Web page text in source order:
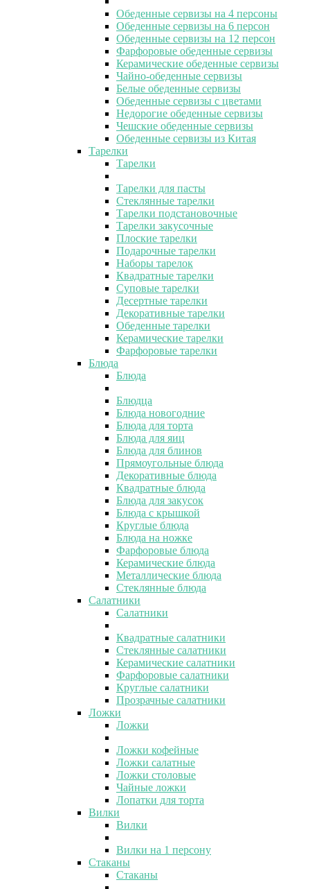
Обеденные сервизы на 4 персоны
Обеденные сервизы на 6 персон
Обеденные сервизы на 12 персон
Фарфоровые обеденные сервизы
Керамические обеденные сервизы
Чайно-обеденные сервизы
Белые обеденные сервизы
Обеденные сервизы с цветами
Недорогие обеденные сервизы
Чешские обеденные сервизы
Обеденные сервизы из Китая
Тарелки
Тарелки
Тарелки для пасты
Стеклянные тарелки
Тарелки подстановочные
Тарелки закусочные
Плоские тарелки
Подарочные тарелки
Наборы тарелок
Квадратные тарелки
Суповые тарелки
Десертные тарелки
Декоративные тарелки
Обеденные тарелки
Керамические тарелки
Фарфоровые тарелки
Блюда
Блюда
Блюдца
Блюда новогодние
Блюда для торта
Блюда для яиц
Блюда для блинов
Прямоугольные блюда
Декоративные блюда
Квадратные блюда
Блюда для закусок
Блюда с крышкой
Круглые блюда
Блюда на ножке
Фарфоровые блюда
Керамические блюда
Металлические блюда
Стеклянные блюда
Салатники
Салатники
Квадратные салатники
Стеклянные салатники
Керамические салатники
Фарфоровые салатники
Круглые салатники
Прозрачные салатники
Ложки
Ложки
Ложки кофейные
Ложки салатные
Ложки столовые
Чайные ложки
Лопатки для торта
Вилки
Вилки
Вилки на 1 персону
Стаканы
Стаканы